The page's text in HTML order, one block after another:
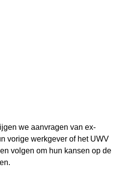
we aanvragen van ex-
vorige werkgever of het UWV
volgen om hun kansen op de